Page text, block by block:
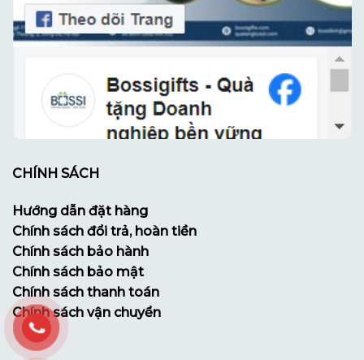
CHÍNH SÁCH
Hướng dẫn đặt hàng
Chính sách đổi trả, hoàn tiền
Chính sách bảo hành
Chính sách bảo mật
Chính sách thanh toán
Chính sách vận chuyển